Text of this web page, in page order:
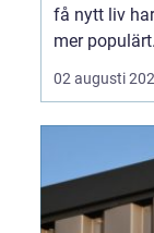
få nytt liv
mer
ärvda ringar,
örhängen
starkt
värde. Genom
02 augusti